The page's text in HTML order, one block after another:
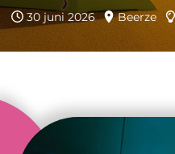
30 juni 2026 Beerze